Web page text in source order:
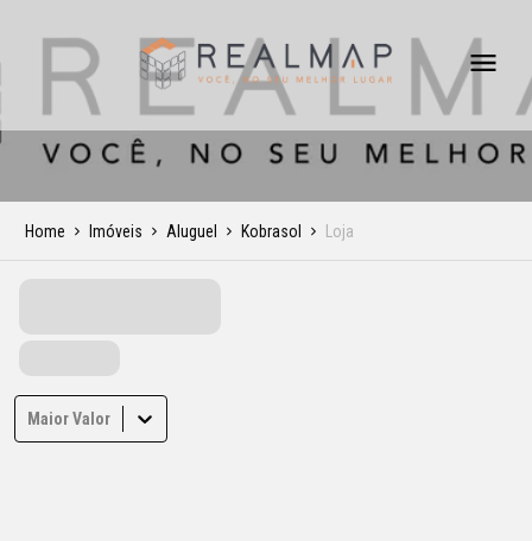
Home Imóveis Aluguel Kobrasol Loja
Maior Valor